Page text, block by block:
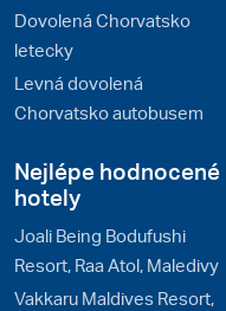
Dovolená Chorvatsko
letecky
Levná dovolená
Chorvatsko autobusem
Nejlépe hodnocené
hotely
Joali Being Bodufushi
Resort, Raa Atol, Maledivy
Vakkaru Maldives Resort,